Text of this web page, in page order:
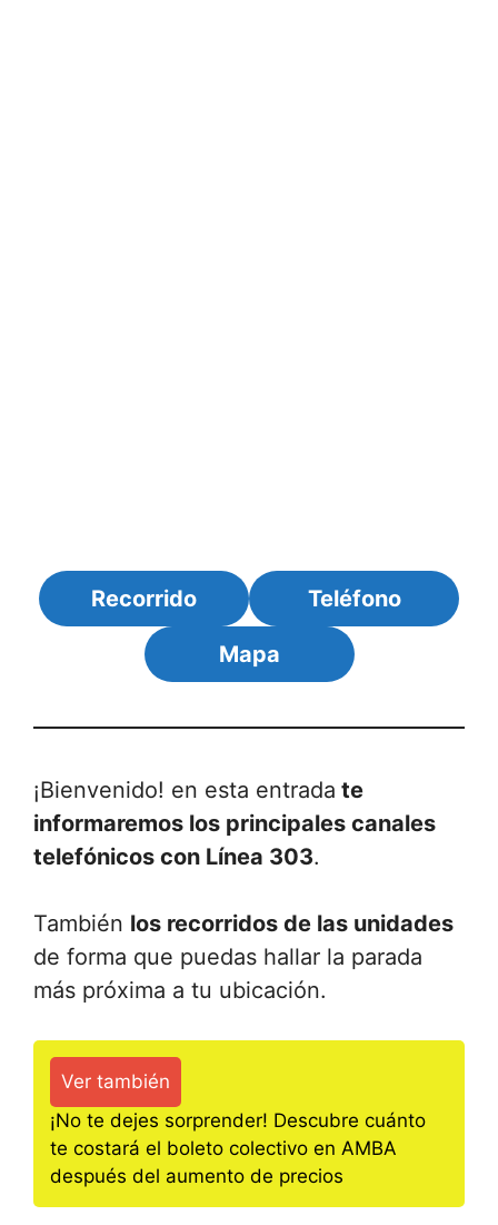
Recorrido Teléfono
Mapa
¡Bienvenido! en esta entrada te
informaremos los principales canales
telefónicos con Línea 303.
También los recorridos de las unidades
de forma que puedas hallar la parada
más próxima a tu ubicación.
Ver también
¡No te dejes sorprender! Descubre cuánto
te costará el boleto colectivo en AMBA
después del aumento de precios